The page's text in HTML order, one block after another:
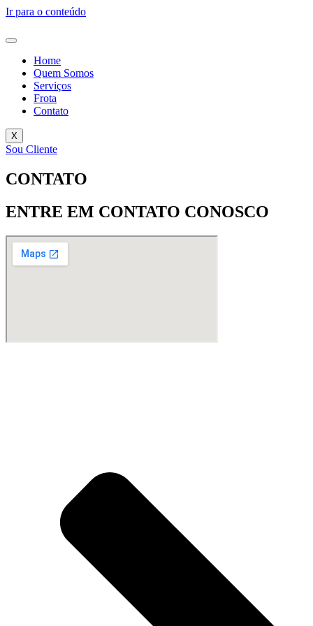
Ir para o conteúdo
Home
Quem Somos
Serviços
Frota
Contato
X
Sou Cliente
CONTATO
ENTRE EM CONTATO CONOSCO